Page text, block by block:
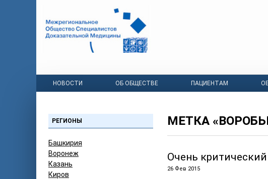
НОВОСТИ ОБ ОБЩЕСТВЕ ПАЦИЕНТАМ
РЕГИОНЫ
Башкирия
Воронеж
Казань
Киров
МЕТКА
Очень
26 Фев 2015